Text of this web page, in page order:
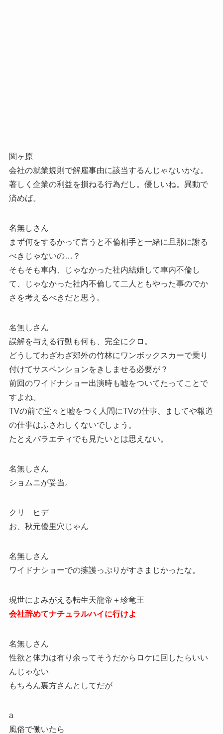
関ヶ原
会社の就業規則で解雇事由に該当するんじゃないかな。
著しく企業の利益を損ねる行為だし。優しいね。異動で
済めば。
名無しさん
まず何をするかって言うと不倫相手と一緒に旦那に謝る
べきじゃないの…？
そもそも車内、じゃなかった社内結婚して車内不倫し
て、じゃなかった社内不倫して二人ともやった事のでか
さを考えるべきだと思う。
名無しさん
誤解を与える行動も何も、完全にクロ。
どうしてわざわざ郊外の竹林にワンボックスカーで乗り
付けてサスペンションをきしませる必要が？
前回のワイドナショー出演時も嘘をついてたってことで
すよね。
TVの前で堂々と嘘をつく人間にTVの仕事、ましてや報道
の仕事はふさわしくないでしょう。
たとえバラエティでも見たいとは思えない。
名無しさん
ショムニが妥当。
クリ ヒデ
お、秋元優里穴じゃん
名無しさん
ワイドナショーでの擁護っぷりがすさまじかったな。
現世によみがえる転生天龍帝＋珍竜王
会社辞めてナチュラルハイに行けよ
名無しさん
性欲と体力は有り余ってそうだからロケに回したらいい
んじゃない
もちろん裏方さんとしてだが
a
風俗で働いたら